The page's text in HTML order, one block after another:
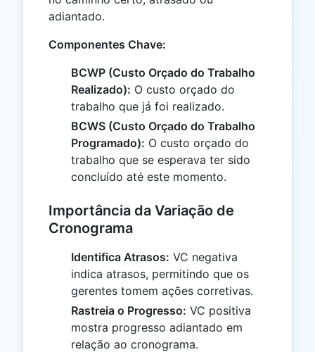
adiantado.
Componentes Chave:
BCWP (Custo Orçado do Trabalho
Realizado): O custo orçado do
trabalho que já foi realizado.
BCWS (Custo Orçado do Trabalho
Programado): O custo orçado do
trabalho que se esperava ter sido
concluído até este momento.
Importância da Variação de
Cronograma
Identifica Atrasos: VC negativa
indica atrasos, permitindo que os
gerentes tomem ações corretivas.
Rastreia o Progresso: VC positiva
mostra progresso adiantado em
relação ao cronograma.